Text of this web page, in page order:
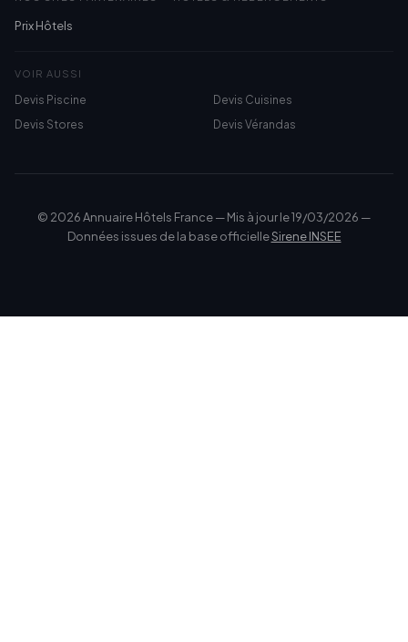
Prix Hôtels
VOIR AUSSI
Devis Piscine
Devis Cuisines
Devis Stores
Devis Vérandas
© 2026 Annuaire Hôtels France — Mis à jour le 19/03/2026 —
Données issues de la base officielleSirene INSEE